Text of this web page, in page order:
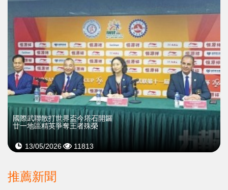
國際武聯散打世界盃今塔石開鑼
廿一地區精英爭奪王者殊榮
13/05/2026 11813
推薦新聞